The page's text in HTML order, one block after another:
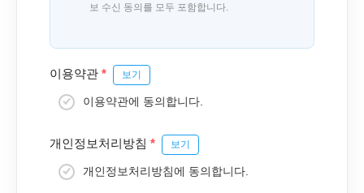
보 수신 동의를 모두 포함합니다.
이용약관 * 보기
이용약관에 동의합니다.
개인정보처리방침 * 보기
개인정보처리방침에 동의합니다.